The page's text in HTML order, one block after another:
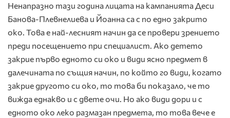
Ненапразно тази година лицата на кампанията Деси
Банова-Плевнелиева и Йоанна са с по едно закрито
око. Това е най-лесният начин да се провери зрението
преди посещението при специалист. Ако детето
закрие първо едното си око и види ясно предмет в
далечината по същия начин, по който го види, когато
закрие другото си око, то това би показало, че то
вижда еднакво и с двете очи. Но ако види дори и с
едното око леко размазан предмета, то това вече е